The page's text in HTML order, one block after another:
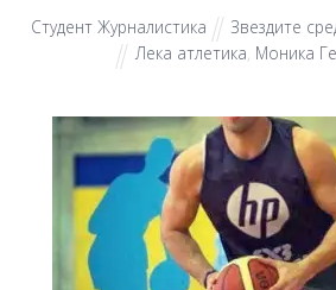
Студент Журналистика Звездите
Лека атлетика, Моника